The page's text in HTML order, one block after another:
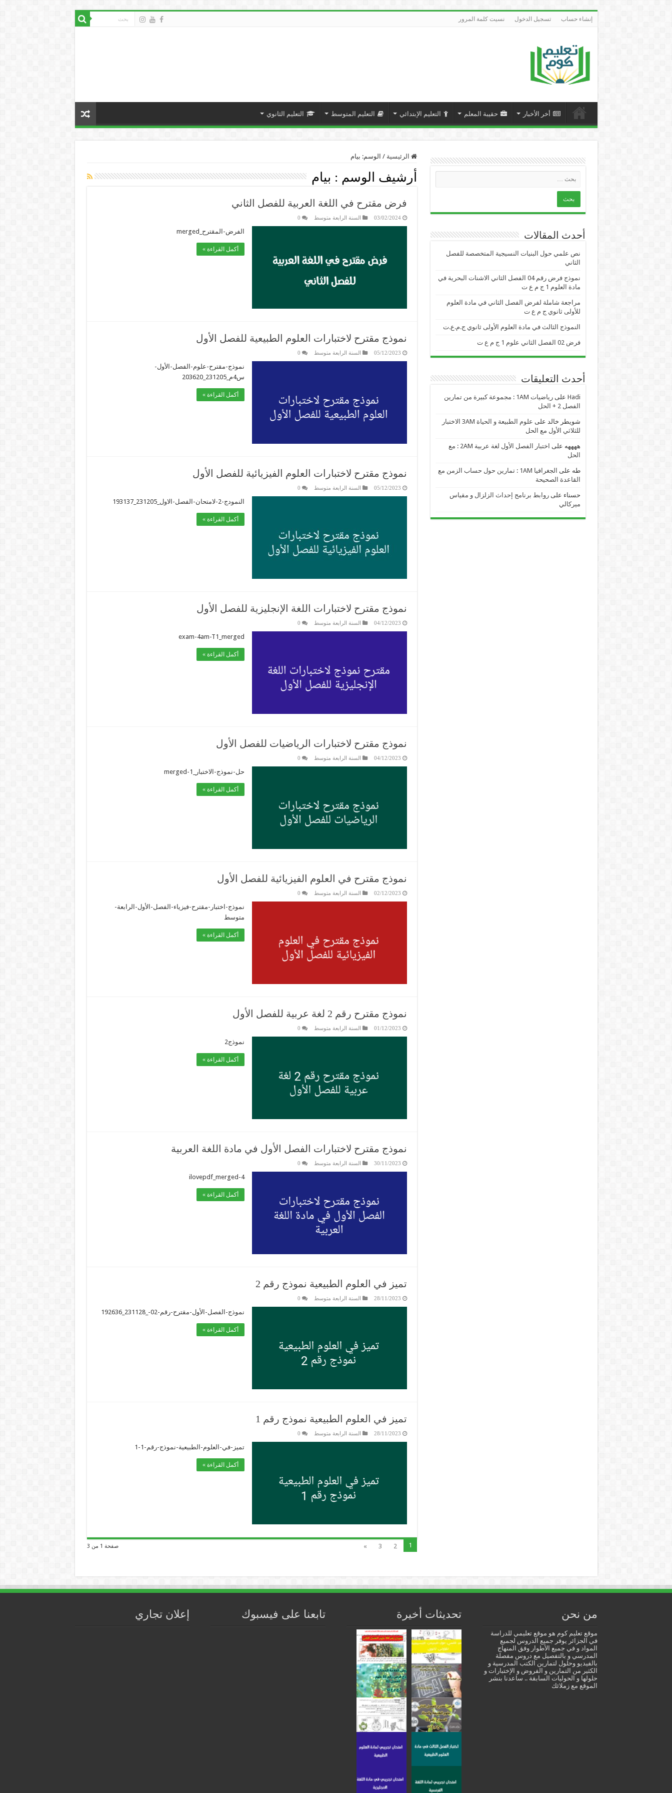
إنشاء حساب تسجيل الدخول نسيت كلمة المرور
أخر الأخبار حقيبة المعلم التعليم الإبتدائي التعليم المتوسط التعليم الثانوي
الرئيسية / الوسم: بيام
أرشيف الوسم : بيام
فرض مقترح في اللغة العربية للفصل الثاني
03/02/2024 السنة الرابعة متوسط 0
الفرض-المقترح_merged
أكمل القراءة »
نموذج مقترح لاختبارات العلوم الطبيعية للفصل الأول
05/12/2023 السنة الرابعة متوسط 0
نموذج-مقترح-علوم-الفصل-الأول-
س4م_231205_203620
أكمل القراءة »
نموذج مقترح لاختبارات العلوم الفيزيائية للفصل الأول
05/12/2023 السنة الرابعة متوسط 0
النمودج-2-لامتحان-الفصل-الاول_231205_193137
أكمل القراءة »
نموذج مقترح لاختبارات اللغة الإنجليزية للفصل الأول
04/12/2023 السنة الرابعة متوسط 0
exam-4am-T1_merged
أكمل القراءة »
نموذج مقترح لاختبارات الرياضيات للفصل الأول
04/12/2023 السنة الرابعة متوسط 0
حل-نموذج-الاختبار_merged-1
أكمل القراءة »
نموذج مقترح في العلوم الفيزيائية للفصل الأول
02/12/2023 السنة الرابعة متوسط 0
نموذج-اختبار-مقترح-فيزياء-الفصل-الأول-الرابعة-
متوسط
أكمل القراءة »
نموذج مقترح رقم 2 لغة عربية للفصل الأول
01/12/2023 السنة الرابعة متوسط 0
نموذج2
أكمل القراءة »
نموذج مقترح لاختبارات الفصل الأول في مادة اللغة العربية
30/11/2023 السنة الرابعة متوسط 0
ilovepdf_merged-4
أكمل القراءة »
تميز في العلوم الطبيعية نموذج رقم 2
28/11/2023 السنة الرابعة متوسط 0
نموذج-الفصل-الأول-مقترح-رقم-02-_231128_192636
أكمل القراءة »
تميز في العلوم الطبيعية نموذج رقم 1
28/11/2023 السنة الرابعة متوسط 0
تميز-في-العلوم-الطبيعية-نموذج-رقم-1-1
أكمل القراءة »
صفحة 1 من 3 1
2
3
»
أحدث المقالات
نص علمي حول البنيات النسيجية المتخصصة للفصل
الثاني
نموذج فرض رقم 04 الفصل الثاني الاشنات البحرية في
مادة العلوم 1 ج م ع ت
مراجعة شاملة لفرض الفصل الثاني في مادة العلوم
للأولى ثانوي ج م ع ت
النموذج الثالث في مادة العلوم الأولى ثانوي ج.م.ع.ت
فرض 02 الفصل الثاني علوم 1 ج م ع ت
أحدث التعليقات
Hadi على
رياضيات 1AM : مجموعة كبيرة من تمارين
الفصل 2 + الحل
شويطر خالد على
علوم الطبيعة و الحياة 3AM الاختبار
للثلاثي الأول مع الحل
ههههه على
اختبار الفصل الأول لغة عربية 2AM : مع
الحل
طه على
الجغرافيا 1AM : تمارين حول حساب الزمن مع
القاعدة الصحيحة
حسناء علىروابط برنامج إحداث الزلزال و مقياس
ميركالي
من نحن
موقع تعليم كوم هو موقع تعليمي للدراسة
في الجزائر يوفر جميع الدروس لجميع
المواد و في جميع الأطوار وفق المنهاج
المدرسي و بالتفصيل مع دروس مفصلة
بالفيديو وحلول لتمارين الكتب المدرسية و
الكثير من التمارين و الفروض و الإختبارات و
حلولها و الحوليات السابقة .. ساعدنا بنشر
الموقع مع زملائك
تحديثات أخيرة تابعنا على فيسبوك إعلان تجاري